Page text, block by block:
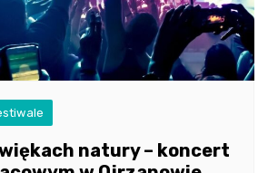
natury – koncert